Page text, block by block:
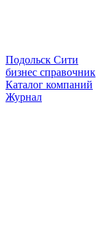
Подольск Сити
бизнес справочник
Каталог компаний
Журнал